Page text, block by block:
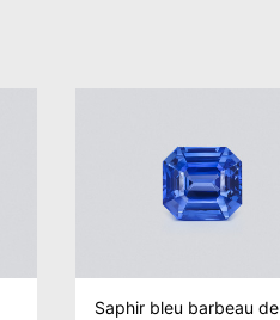
Saphir bleu barbeau de